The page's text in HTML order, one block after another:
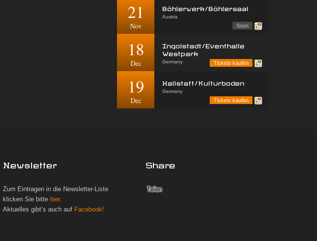
21
Nov
Böhlerwerk/Böhlersaal
Austria
Soon
18
Dec
Ingolstadt/Eventhalle
Westpark
Germany
Tickets kaufen
19
Dec
Hallstatt/Kulturboden
Germany
Tickets kaufen
Newsletter
Zum Eintragen in die Newsletter-Liste
klicken Sie bitte hier.
Aktuelles gibt’s auch auf Facebook!
Share